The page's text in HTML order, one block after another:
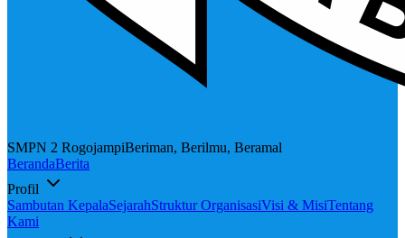
SMPN 2 RogojampiBeriman, Berilmu, Beramal
BerandaBerita
Profil
Sambutan KepalaSejarahStruktur OrganisasiVisi & MisiTentang
Kami